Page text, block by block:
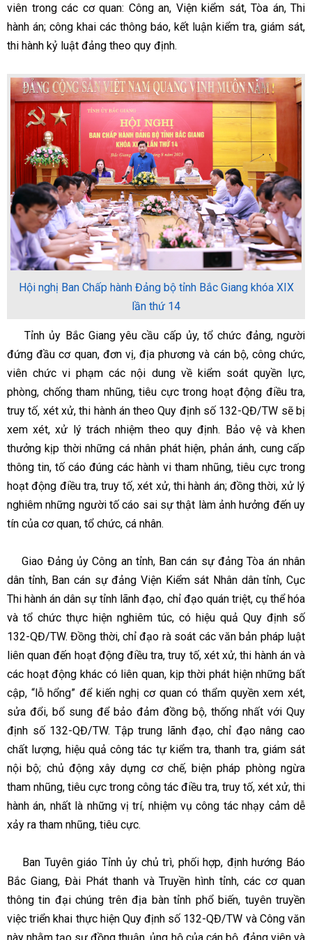
viên trong các cơ quan: Công an, Viện kiểm sát, Tòa án, Thi
hành án; công khai các thông báo, kết luận kiểm tra, giám sát,
thi hành kỷ luật đảng theo quy định.
Hội nghị Ban Chấp hành Đảng bộ tỉnh Bắc Giang khóa XIX
lần thứ 14
Tỉnh ủy Bắc Giang yêu cầu cấp ủy, tổ chức đảng, người
đứng đầu cơ quan, đơn vị, địa phương và cán bộ, công chức,
viên chức vi phạm các nội dung về kiểm soát quyền lực,
phòng, chống tham nhũng, tiêu cực trong hoạt động điều tra,
truy tố, xét xử, thi hành án theo Quy định số 132-QĐ/TW sẽ bị
xem xét, xử lý trách nhiệm theo quy định. Bảo vệ và khen
thưởng kịp thời những cá nhân phát hiện, phản ánh, cung cấp
thông tin, tố cáo đúng các hành vi tham nhũng, tiêu cực trong
hoạt động điều tra, truy tố, xét xử, thi hành án; đồng thời, xử lý
nghiêm những người tố cáo sai sự thật làm ảnh hưởng đến uy
tín của cơ quan, tổ chức, cá nhân.
Giao Đảng ủy Công an tỉnh, Ban cán sự đảng Tòa án nhân
dân tỉnh, Ban cán sự đảng Viện Kiểm sát Nhân dân tỉnh, Cục
Thi hành án dân sự tỉnh lãnh đạo, chỉ đạo quán triệt, cụ thể hóa
và tổ chức thực hiện nghiêm túc, có hiệu quả Quy định số
132-QĐ/TW. Đồng thời, chỉ đạo rà soát các văn bản pháp luật
liên quan đến hoạt động điều tra, truy tố, xét xử, thi hành án và
các hoạt động khác có liên quan, kịp thời phát hiện những bất
cập, “lỗ hổng” để kiến nghị cơ quan có thẩm quyền xem xét,
sửa đổi, bổ sung để bảo đảm đồng bộ, thống nhất với Quy
định số 132-QĐ/TW. Tập trung lãnh đạo, chỉ đạo nâng cao
chất lượng, hiệu quả công tác tự kiểm tra, thanh tra, giám sát
nội bộ; chủ động xây dựng cơ chế, biện pháp phòng ngừa
tham nhũng, tiêu cực trong công tác điều tra, truy tố, xét xử, thi
hành án, nhất là những vị trí, nhiệm vụ công tác nhạy cảm dễ
xảy ra tham nhũng, tiêu cực.
Ban Tuyên giáo Tỉnh ủy chủ trì, phối hợp, định hướng Báo
Bắc Giang, Đài Phát thanh và Truyền hình tỉnh, các cơ quan
thông tin đại chúng trên địa bàn tỉnh phổ biến, tuyên truyền
việc triển khai thực hiện Quy định số 132-QĐ/TW và Công văn
này nhằm tạo sự đồng thuận, ủng hộ của cán bộ, đảng viên và